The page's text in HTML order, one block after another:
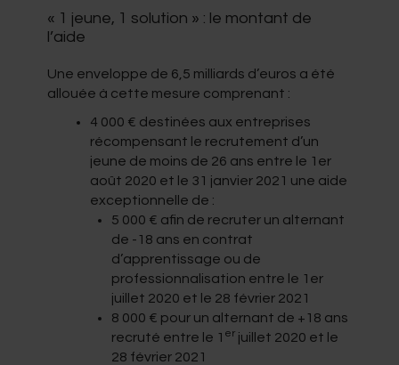
« 1 jeune, 1 solution » : le montant de
l’aide
Une enveloppe de 6,5 milliards d’euros a été
allouée à cette mesure comprenant :
4 000 € destinées aux entreprises
récompensant le recrutement d’un
jeune de moins de 26 ans entre le 1er
août 2020 et le 31 janvier 2021 une aide
exceptionnelle de :
5 000 € afin de recruter un alternant
de -18 ans en contrat
d’apprentissage ou de
professionnalisation entre le 1er
juillet 2020 et le 28 février 2021
8 000 € pour un alternant de +18 ans
recruté entre le 1 er juillet 2020 et le
28 février 2021